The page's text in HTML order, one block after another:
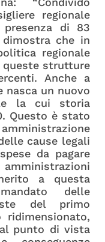
regionale
di 83
che in
regionale
queste strutture
Anche a
nasca un nuovo
la cui storia
Questo è stato
cause legali
da pagare
a questa
delle
del primo
punto di vista